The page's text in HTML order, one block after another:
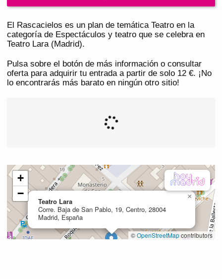
El Rascacielos es un plan de temática Teatro en la
categoría de Espectáculos y teatro que se celebra en
Teatro Lara (Madrid).
Pulsa sobre el botón de más información o consultar
oferta para adquirir tu entrada a partir de solo 12 €. ¡No
lo encontrarás más barato en ningún otro sitio!